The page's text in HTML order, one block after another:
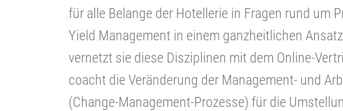
für alle Belange der Hotellerie in Fragen rund um
Yield Management in einem ganzheitlichen
vernetzt sie diese Disziplinen mit dem Online-
coacht die Veränderung der Management- und
(Change-Management-Prozesse) für die